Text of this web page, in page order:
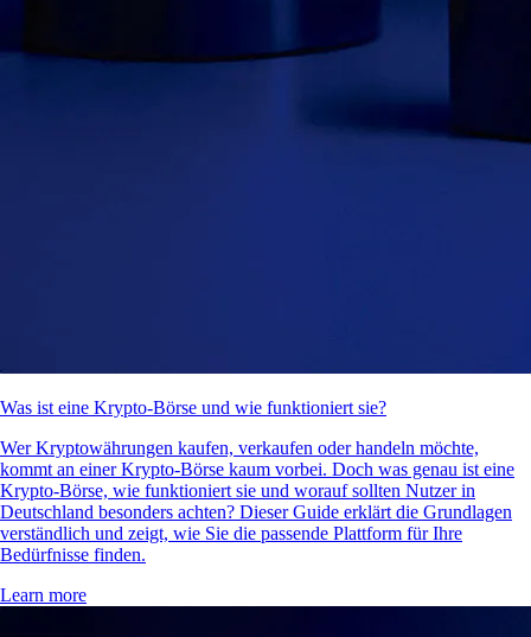
Was ist eine Krypto-Börse und wie funktioniert sie?
Wer Kryptowährungen kaufen, verkaufen oder handeln möchte,
kommt an einer Krypto-Börse kaum vorbei. Doch was genau ist eine
Krypto-Börse, wie funktioniert sie und worauf sollten Nutzer in
Deutschland besonders achten? Dieser Guide erklärt die Grundlagen
verständlich und zeigt, wie Sie die passende Plattform für Ihre
Bedürfnisse finden.
Learn more